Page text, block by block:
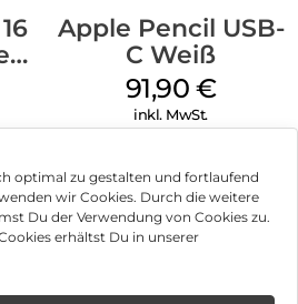
optimal zu gestalten und fortlaufend
wir Cookies. Durch die weitere
Du der Verwendung von Cookies zu.
erhältst Du in unserer
Apple Pencil USB-
C Weiß
91,90 €
inkl. MwSt.